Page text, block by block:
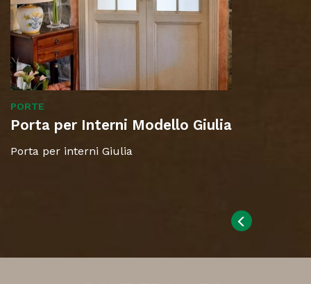
PORTE
Porta per Interni Modello Giulia
Porta per interni Giulia